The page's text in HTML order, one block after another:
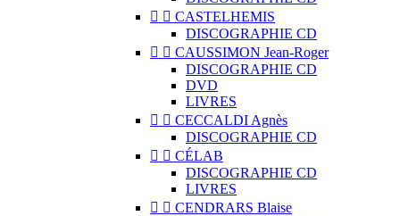
  CASTELHEMIS
DISCOGRAPHIE CD
  CAUSSIMON Jean-Roger
DISCOGRAPHIE CD
DVD
LIVRES
  CECCALDI Agnès
DISCOGRAPHIE CD
  CÉLAB
DISCOGRAPHIE CD
LIVRES
  CENDRARS Blaise